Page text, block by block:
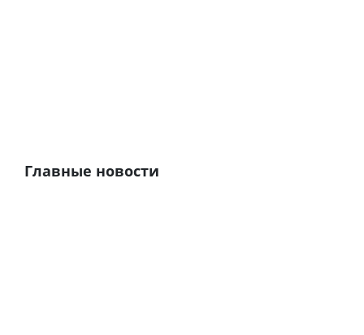
Главные новости